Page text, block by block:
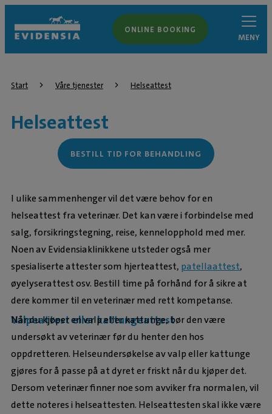
ONLINE BOOKING
MENY
Start Våre tjenester Helseattest
Helseattest
BESTILL TID FOR BEHANDLING
I ulike sammenhenger vil det være behov for en
helseattest fra veterinær. Det kan være i forbindelse med
salg, forsikringstegning, reise, kennelopphold med mer.
Noen av Evidensiaklinikkene utsteder også mer
spesialiserte attester som hjerteattest, patellaattest,
øyelyserattest osv. Bestill time på forhånd for å sikre at
dere kommer til en veterinær med rett kompetanse.
Valpeattest eller kattungeattest
Når du kjøper en valp eller kattunge, bør den være
undersøkt av veterinær før du henter den hos
oppdretteren. Helseundersøkelse av valp eller kattunge
gjøres for å passe på at dyret er friskt når du kjøper det.
Dersom veterinær finner noe som avviker fra normalen, vil
dette noteres i helseattesten. Helseattesten skal ikke være